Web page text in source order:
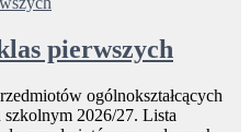
pierwszych
ogólnokształcących
2026/27. Lista